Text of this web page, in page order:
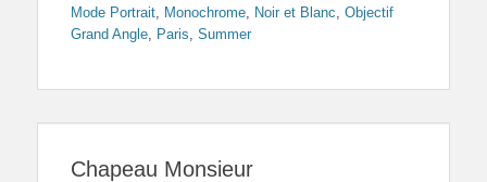
Mode Portrait
Monochrome Noir et Blanc Objectif
Grand Angle
Paris Summer
Chapeau Monsieur